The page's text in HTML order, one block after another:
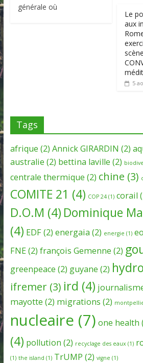
générale où
Le
aux
5
Tags
afrique (2) Annick GIRARDIN (2)
australie (2) bettina laville (2)
centrale thermique (2) chine (3)
COMITE 21 (4) COP 24(1) corail
D.O.M (4) Dominique
(4) EDF(2) energaia (2) energie (1)
FNE(2) françois Gemenne (2)
greenpeace (2) guyane (2)
ifremer(3) ird (4)
mayotte (2) migrations (2)
nucleaire (7) one health
(4) pollution (2) recyclage des eaux (1)
(1) the island (1) TrUMP (2) vigne (1)